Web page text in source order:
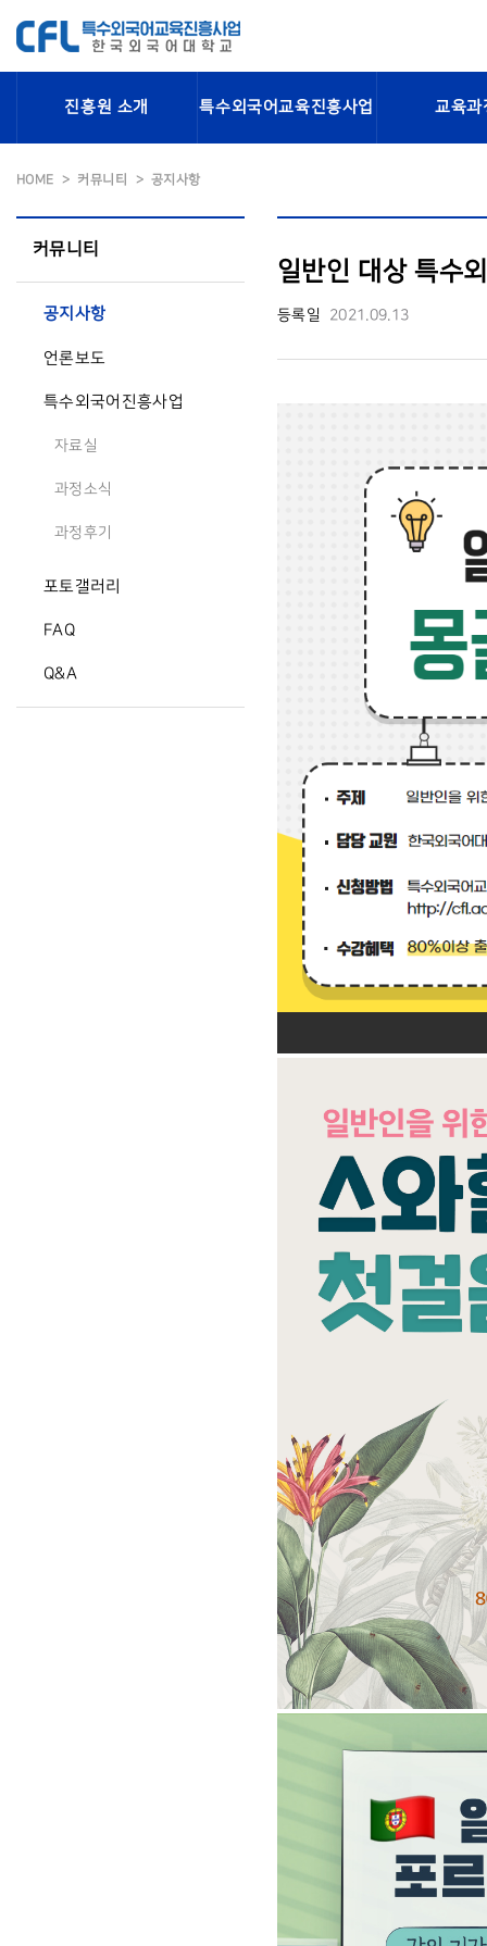
진흥원 소개 특수외국어교육진흥사업 교육과
HOME 커뮤니티 공지사항
커뮤니티
공지사항
언론보도
특수외국어진흥사업
자료실
과정소식
과정후기
포토갤러리
FAQ
Q&A
일반인 대상 특수
등록일 2021.09.13